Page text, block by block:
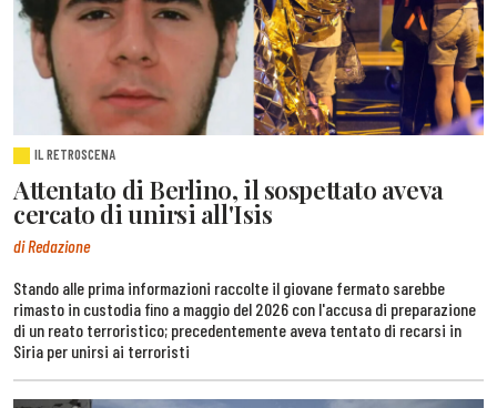
IL RETROSCENA
Attentato di Berlino, il sospettato aveva
cercato di unirsi all'Isis
di Redazione
Stando alle prima informazioni raccolte il giovane fermato sarebbe
rimasto in custodia fino a maggio del 2026 con l'accusa di preparazione
di un reato terroristico; precedentemente aveva tentato di recarsi in
Siria per unirsi ai terroristi